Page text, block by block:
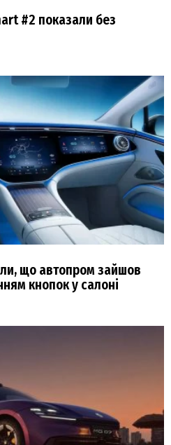
#2 показали без
що автопром зайшов
кнопок у салоні